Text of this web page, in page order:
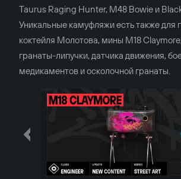
Taurus Raging Hunter, M48 Bowie и
Уникальные камуфляжи есть также для
коктейля Молотова, мины M18
гранаты-липучки, датчика движения,
медикаментов и осколочной гранаты.